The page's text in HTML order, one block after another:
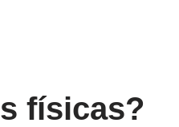
físicas?